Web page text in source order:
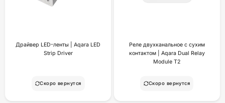
Драйвер LED-ленты | Aqara LED
Strip Driver
Скоро вернутся
Реле двухканальное с сухим
контактом | Aqara Dual Relay
Module T2
Скоро вернутся